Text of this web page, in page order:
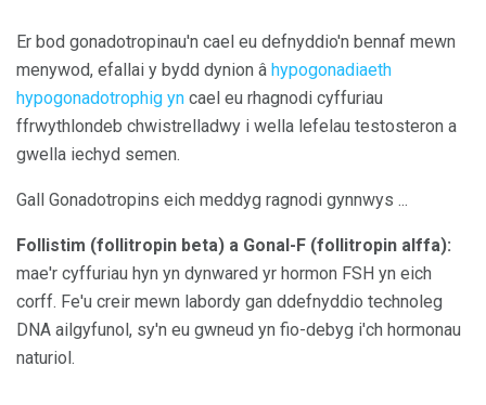
Er bod gonadotropinau'n cael eu defnyddio'n bennaf mewn
menywod, efallai y bydd dynion â hypogonadiaeth
hypogonadotrophig yn cael eu rhagnodi cyffuriau
ffrwythlondeb chwistrelladwy i wella lefelau testosteron a
gwella iechyd semen.
Gall Gonadotropins eich meddyg ragnodi gynnwys ...
Follistim (follitropin beta) a Gonal-F (follitropin alffa):
mae'r cyffuriau hyn yn dynwared yr hormon FSH yn eich
corff. Fe'u creir mewn labordy gan ddefnyddio technoleg
DNA ailgyfunol, sy'n eu gwneud yn fio-debyg i'ch hormonau
naturiol.